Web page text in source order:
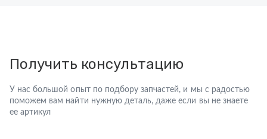
Получить консультацию
У нас большой опыт по подбору запчастей, и мы с радостью
поможем вам найти нужную деталь, даже если вы не знаете
ее артикул